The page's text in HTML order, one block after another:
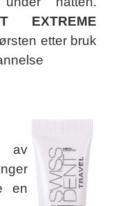
EXTREME
etter bruk
av
en